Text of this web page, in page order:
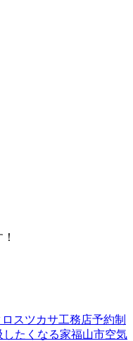
スツカサ工務店予約制
したくなる家福山市空気